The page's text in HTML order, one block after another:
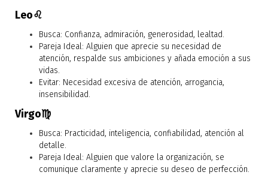
Leo♌
Busca: Confianza, admiración, generosidad, lealtad.
Pareja Ideal: Alguien que aprecie su necesidad de
atención, respalde sus ambiciones y añada emoción a sus
vidas.
Evitar: Necesidad excesiva de atención, arrogancia,
insensibilidad.
Virgo♍
Busca: Practicidad, inteligencia, confiabilidad, atención al
detalle.
Pareja Ideal: Alguien que valore la organización, se
comunique claramente y aprecie su deseo de perfección.